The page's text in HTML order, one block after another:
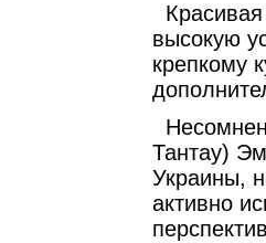
высокую
крепкому
Тантау)
Украины,
активно